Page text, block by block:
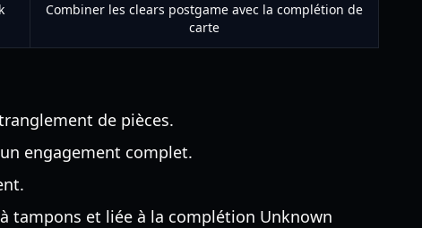
Combiner les clears postgame avec la complétion de
carte
de pièces.
engagement complet.
tampons et liée à la complétion Unknown